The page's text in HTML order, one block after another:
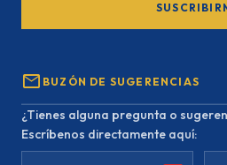
mail BUZÓN DE SUGERENCIAS
¿Tienes alguna pregunta o
Escríbenos directamente aquí: